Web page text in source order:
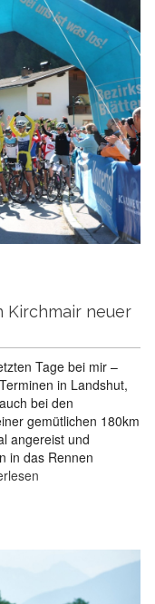
Kirchmair neuer
Tage bei mir –
in Landshut,
bei den
gemütlichen 180km
angereist und
in das Rennen